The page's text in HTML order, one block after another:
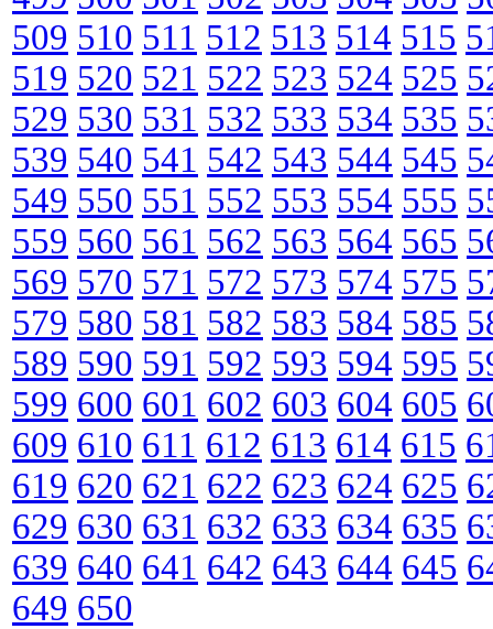
509 510 511 512 513 514 515
519 520 521 522 523 524 525
529 530 531 532 533 534 535
539 540 541 542 543 544 545
549 550 551 552 553 554 555
559 560 561 562 563 564 565
569 570 571 572 573 574 575
579 580 581 582 583 584 585
589 590 591 592 593 594 595
599 600 601 602 603 604 605
609 610 611 612 613 614 615
619 620 621 622 623 624 625
629 630 631 632 633 634 635
639 640 641 642 643 644 645
649 650